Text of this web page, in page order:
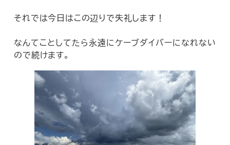
それでは今日はこの辺りで失礼します！
なんてことしてたら永遠にケーブダイバーになれない
ので続けます。